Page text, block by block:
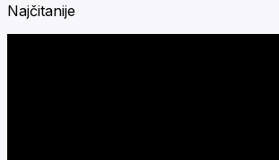
Najčitanije